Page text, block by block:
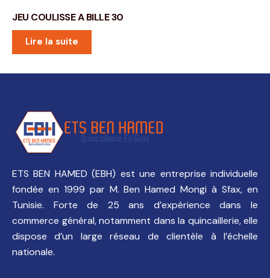
JEU COULISSE A BILLE 30
Lire la suite
ETS BEN HAMED (EBH) est une entreprise individuelle
fondée en 1999 par M. Ben Hamed Mongi à Sfax, en
Tunisie. Forte de 25 ans d’expérience dans le
commerce général, notamment dans la quincaillerie, elle
dispose d’un large réseau de clientèle à l’échelle
nationale.